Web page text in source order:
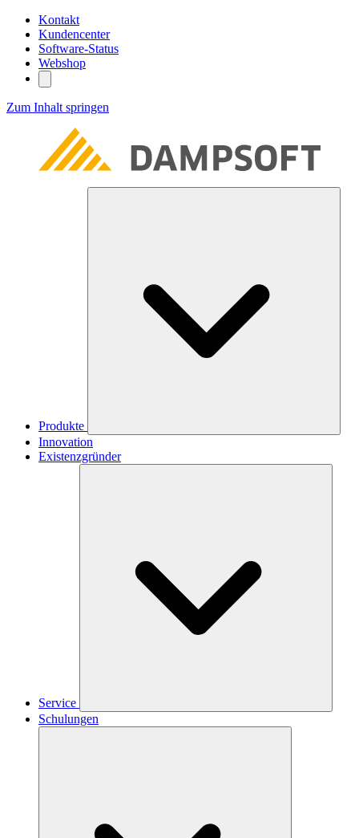
Kontakt
Kundencenter
Software-Status
Webshop
Zum Inhalt springen
Produkte
Innovation
Existenzgründer
Service
Schulungen